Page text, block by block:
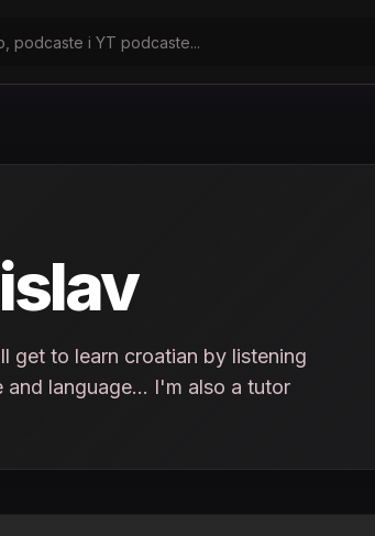
get to learn croatian by listening
language... I'm also a tutor